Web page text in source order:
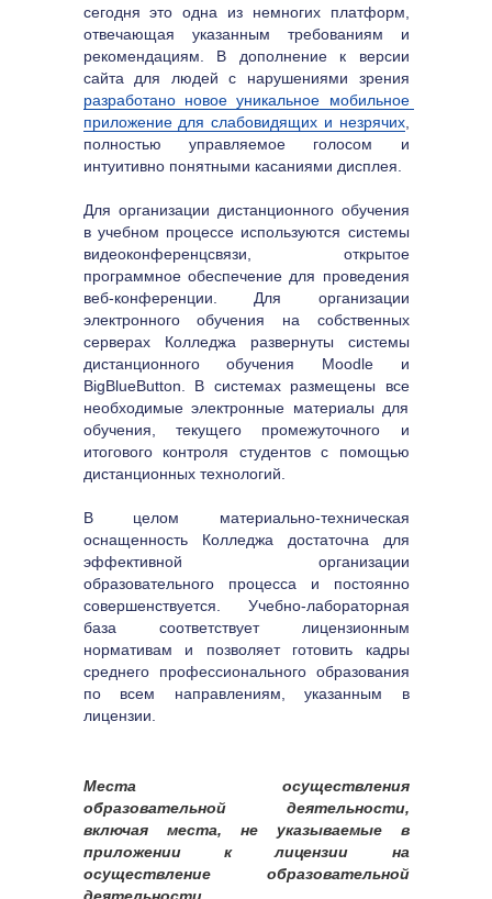
сегодня это одна из немногих платформ,
отвечающая указанным требованиям и
рекомендациям. В дополнение к версии
разработано новое уникальное мобильное
приложение для слабовидящих и незрячих,
полностью управляемое голосом и
интуитивно понятными касаниями дисплея.
Для организации дистанционного обучения
в учебном процессе используются системы
видеоконференцсвязи, открытое
программное обеспечение для проведения
веб-конференции. Для организации
электронного обучения на собственных
серверах Колледжа развернуты системы
дистанционного обучения Moodle и
BigBlueButton. В системах размещены все
необходимые электронные материалы для
обучения, текущего промежуточного и
итогового контроля студентов с помощью
дистанционных технологий.
В целом материально-техническая
оснащенность Колледжа достаточна для
эффективной организации
образовательного процесса и постоянно
совершенствуется. Учебно-лабораторная
база соответствует лицензионным
нормативам и позволяет готовить кадры
среднего профессионального образования
по всем направлениям, указанным в
лицензии.
Места осуществления
образовательной деятельности,
включая места, не указываемые в
приложении к лицензии на
осуществление образовательной